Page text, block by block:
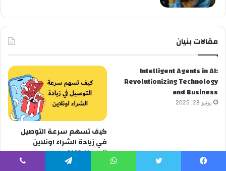
مقالات بنيان
Intelligent Agents in AI:
Revolutionizing Technology
and Business
يونيو 28, 2025
كيف تسهم سرعة التوصيل
في زيادة الشراء اونلاين
مايو 19, 2025